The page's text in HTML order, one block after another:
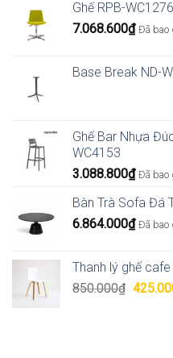
Ghế RPB-WC1276
7.068.600₫ Đã bao
Base Break ND-
Ghế Bar Nhựa
WC4153
3.088.800₫ Đã bao
Bàn Trà Sofa Đá
6.864.000₫ Đã bao
Thanh lý ghế cafe
850.000₫ Giá